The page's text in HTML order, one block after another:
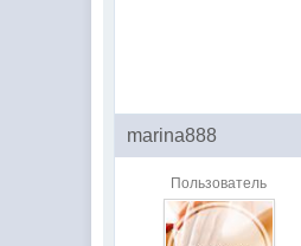
marina888
Пользователь